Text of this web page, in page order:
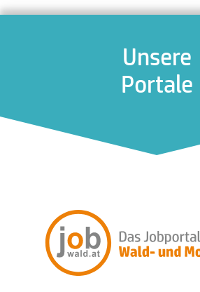
Unsere
Portale